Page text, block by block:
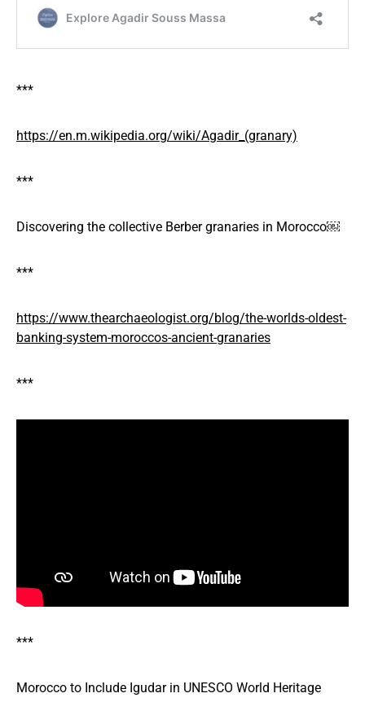
***
https://en.m.wikipedia.org/wiki/Agadir_(granary)
***
Discovering the collective Berber granaries in Morocco￼
***
https://www.thearchaeologist.org/blog/the-worlds-oldest-
banking-system-moroccos-ancient-granaries
***
***
Morocco to Include Igudar in UNESCO World Heritage